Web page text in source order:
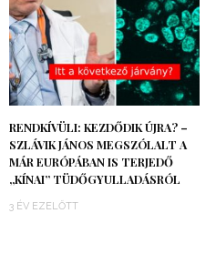
RENDKÍVÜLI: KEZDŐDIK ÚJRA? –
SZLÁVIK JÁNOS MEGSZÓLALT A
MÁR EURÓPÁBAN IS TERJEDŐ
„KÍNAI” TÜDŐGYULLADÁSRÓL
3 ÉV EZELŐTT